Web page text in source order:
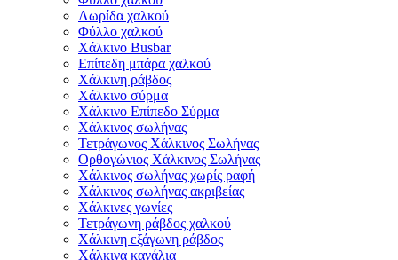
Λωρίδα χαλκού
Φύλλο χαλκού
Χάλκινο Busbar
Επίπεδη μπάρα χαλκού
Χάλκινη ράβδος
Χάλκινο σύρμα
Χάλκινο Επίπεδο Σύρμα
Χάλκινος σωλήνας
Τετράγωνος Χάλκινος Σωλήνας
Ορθογώνιος Χάλκινος Σωλήνας
Χάλκινος σωλήνας χωρίς ραφή
Χάλκινος σωλήνας ακριβείας
Χάλκινες γωνίες
Τετράγωνη ράβδος χαλκού
Χάλκινη εξάγωνη ράβδος
Χάλκινα κανάλια